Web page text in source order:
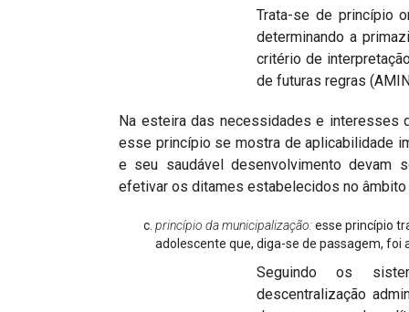
Trata-se de princípio
determinando a
critério de
de futuras regras
Na esteira das necessidades e interesses
esse princípio se mostra de aplicabilidade
e seu saudável desenvolvimento devam
efetivar os ditames estabelecidos no
princípio da municipalização:esse princípio
adolescente que, diga-se de passagem, foi
Seguindo os
descentralização